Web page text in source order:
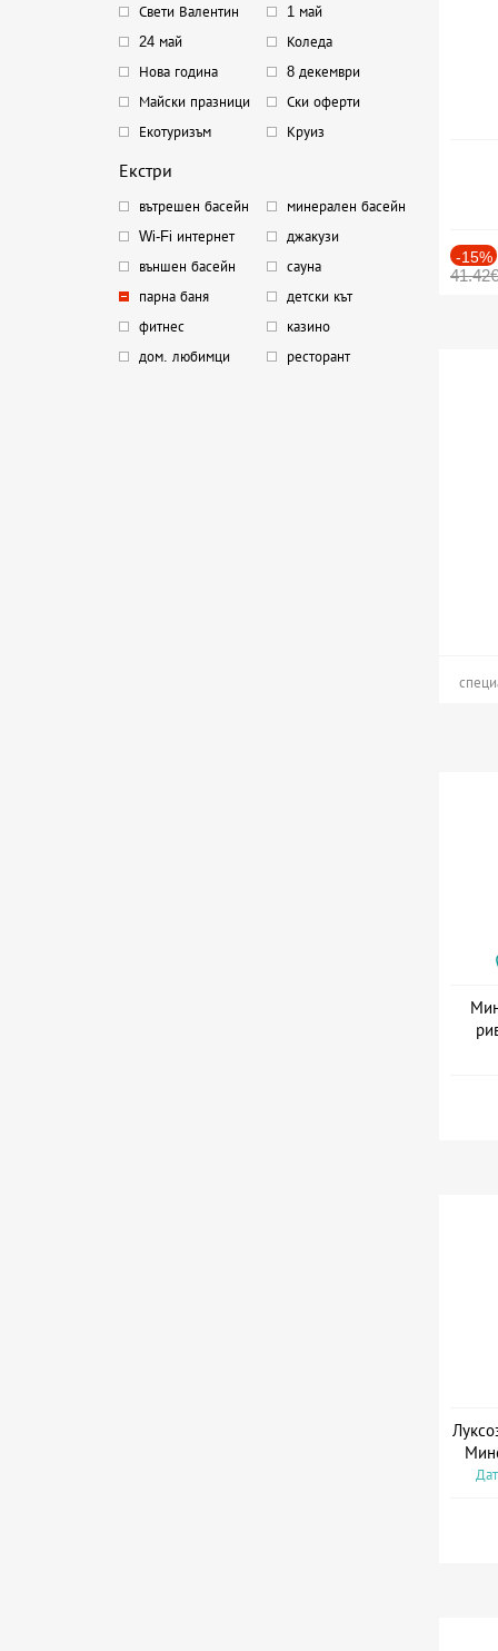
Свети Валентин
1 май
24 май
Коледа
Нова година
8 декември
Майски празници
Ски оферти
Екотуризъм
Круиз
Екстри
вътрешен басейн
минерален басейн
Wi-Fi интернет
джакузи
външен басейн
сауна
парна баня
детски кът
фитнес
казино
дом. любимци
ресторант
-15%
41.42€